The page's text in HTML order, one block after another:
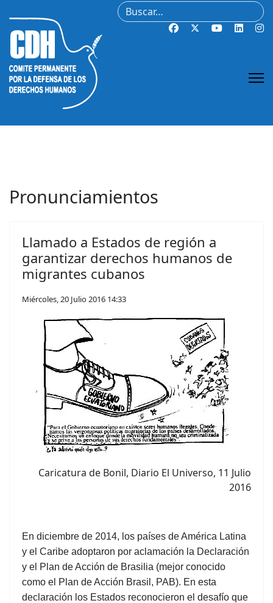
Buscar
Pronunciamientos
Llamado a Estados de región a
garantizar derechos humanos de
migrantes cubanos
Miércoles, 20 Julio 2016 14:33
Caricatura de Bonil, Diario El Universo, 11 Julio
2016
En diciembre de 2014, los países de América Latina
y el Caribe adoptaron por aclamación la Declaración
y el Plan de Acción de Brasilia (mejor conocido
como el Plan de Acción Brasil, PAB). En esta
declaración los Estados reconocieron el desafío que